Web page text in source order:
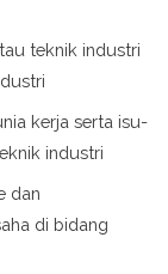
teknik industri
kerja serta isu-
industri
dan
di bidang